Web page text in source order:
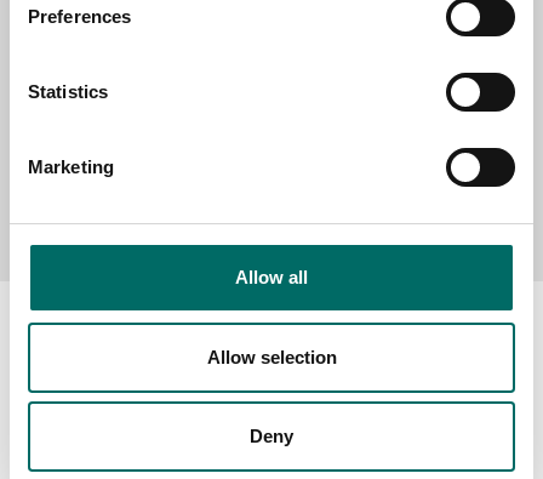
Preferences
Statistics
Marketing
Allow all
Allow selection
Deny
About